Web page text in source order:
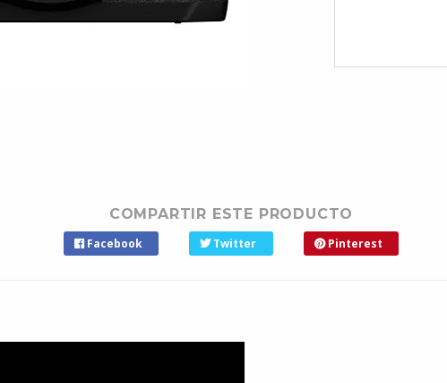
COMPARTIR ESTE PRODUCTO
Facebook Twitter Pinterest